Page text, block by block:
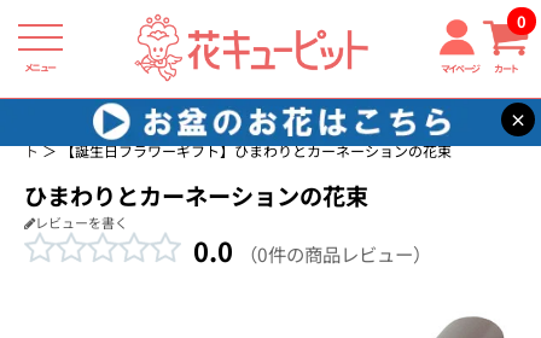
メニュー マイページ カート
0
×
花キューピット
誕生日に贈る花・花束・アレンジメントのフラワーギフ
ト
【誕生日フラワーギフト】ひまわりとカーネーションの花束
ひまわりとカーネーションの花束
レビューを書く
0.0 （0件の商品レビュー）